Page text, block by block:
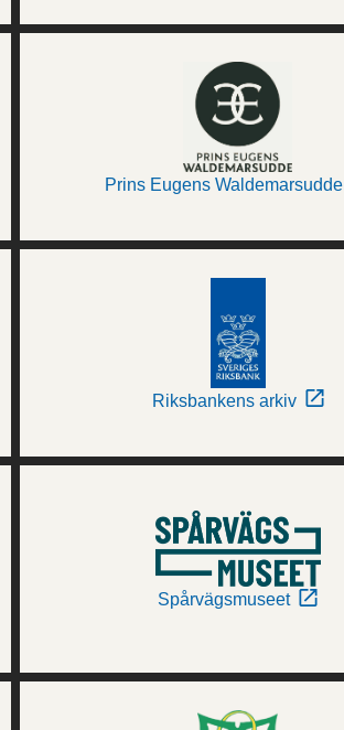
Prins Eugens Waldemarsudde
Riksbankens arkiv
Spårvägsmuseet